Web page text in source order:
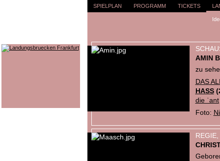
SPIELPLAN PROGRAMM TICKETS
AMIN
zu
DAS
HASS
die
Foto: